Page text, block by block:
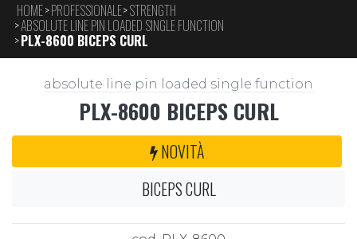
HOME PROFESSIONALE STRENGTH
ABSOLUTE LINE PIN LOADED SINGLE FUNCTION
PLX-8600 BICEPS CURL
absolute line pin loaded single function
PLX-8600 BICEPS CURL
NOVITÀ
BICEPS CURL